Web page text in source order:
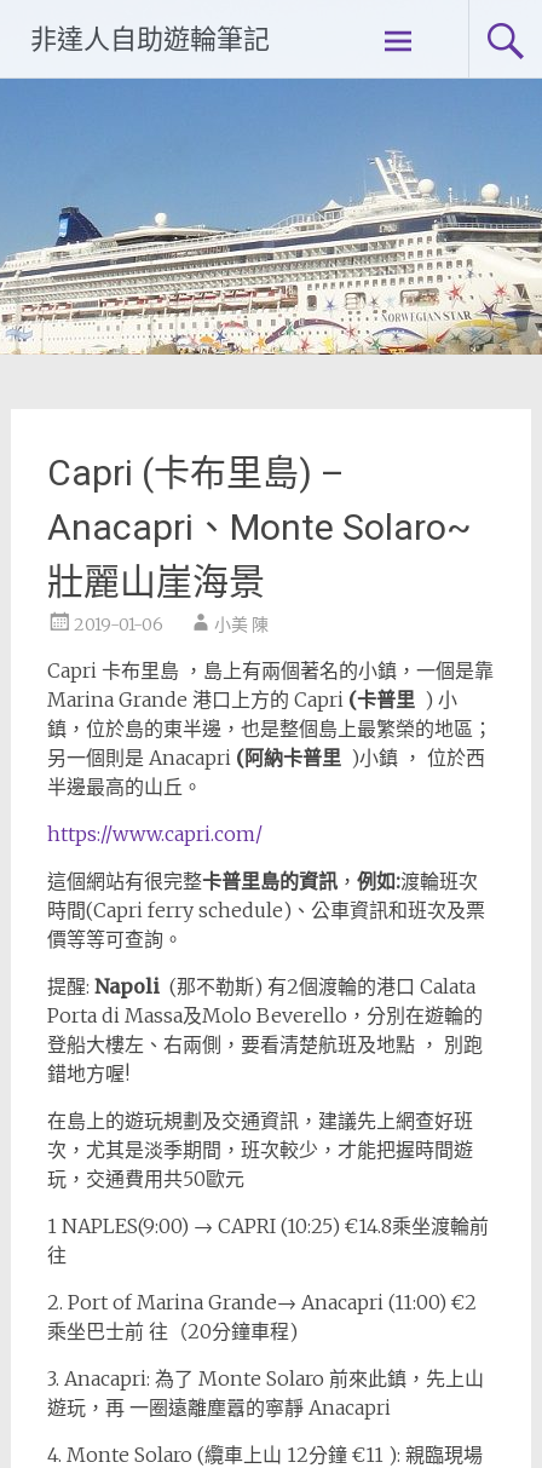
content
非達人自助遊輪筆記
Capri (卡布里島) –
Anacapri、Monte Solaro~
壯麗山崖海景
2019-01-06 小美 陳
Capri 卡布里島 ，島上有兩個著名的小鎮，一個是靠
Marina Grande 港口上方的 Capri (卡普里 ) 小
鎮，位於島的東半邊，也是整個島上最繁榮的地區；
另一個則是 Anacapri(阿納卡普里 )小鎮 ， 位於西
半邊最高的山丘。
https://www.capri.com/
這個網站有很完整卡普里島的資訊， 例如:渡輪班次
時間(Capri ferry schedule)、公車資訊和班次及票
價等等可查詢。
提醒: Napoli (那不勒斯) 有2個渡輪的港口 Calata
Porta di Massa及Molo Beverello，分別在遊輪的
登船大樓左、右兩側，要看清楚航班及地點 ， 別跑
錯地方喔!
在島上的遊玩規劃及交通資訊，建議先上網查好班
次，尤其是淡季期間，班次較少，才能把握時間遊
玩，交通費用共50歐元
1 NAPLES(9:00) → CAPRI (10:25) €14.8乘坐渡輪前
往
2. Port of Marina Grande→ Anacapri (11:00) €2
乘坐巴士前 往（20分鐘車程)
3. Anacapri: 為了 Monte Solaro 前來此鎮，先上山
遊玩，再 一圈遠離塵囂的寧靜 Anacapri
4. Monte Solaro (纜車上山 12分鐘 €11 ): 親臨現場